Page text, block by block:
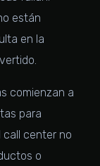
están
en la
comienzan a
para
call center no
o